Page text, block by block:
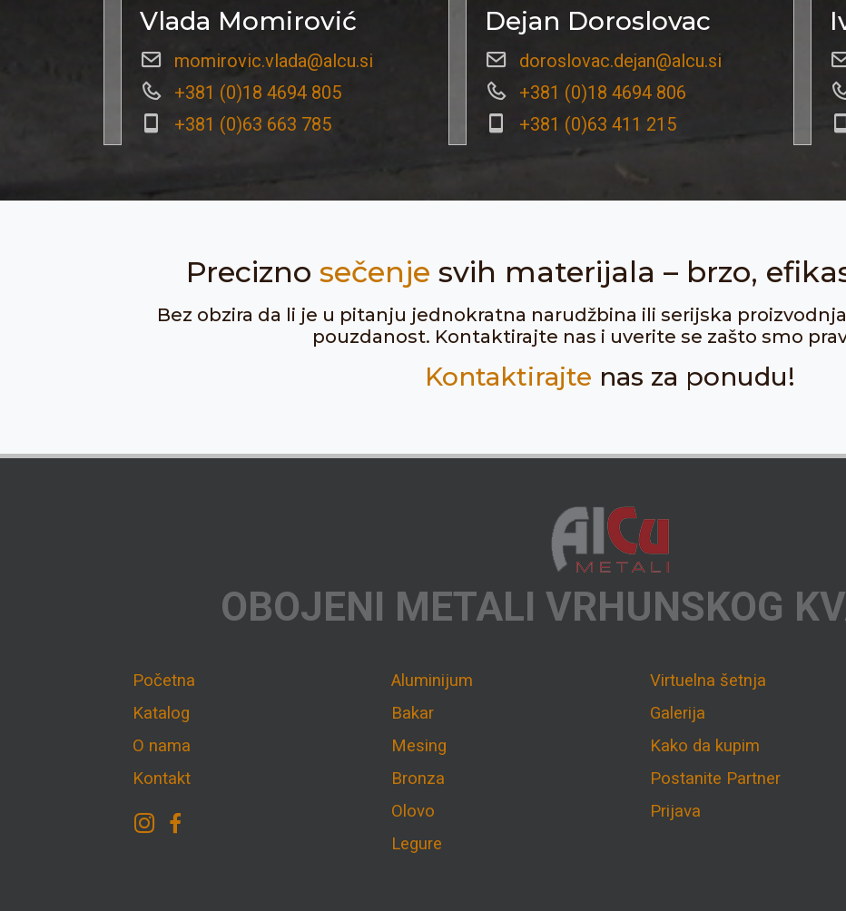
Vlada Momirović
momirovic.vlada@alcu.si
+381 (0)18 4694 805
+381 (0)63 663 785
Dejan Doroslovac
doroslovac.dejan@alcu.si
+381 (0)18 4694 806
+381 (0)63 411 215
Precizno sečenje svih materijala – brzo,
Bez obzira da li je u pitanju jednokratna narudžbina ili serijska
pouzdanost. Kontaktirajte nas i uverite se zašto smo
Kontaktirajte nas za ponudu!
OBOJENI METALI VRHUNSKOG
Početna
Katalog
O nama
Kontakt
Aluminijum
Bakar
Mesing
Bronza
Olovo
Legure
Virtuelna šetnja
Galerija
Kako da kupim
Postanite Partner
Prijava